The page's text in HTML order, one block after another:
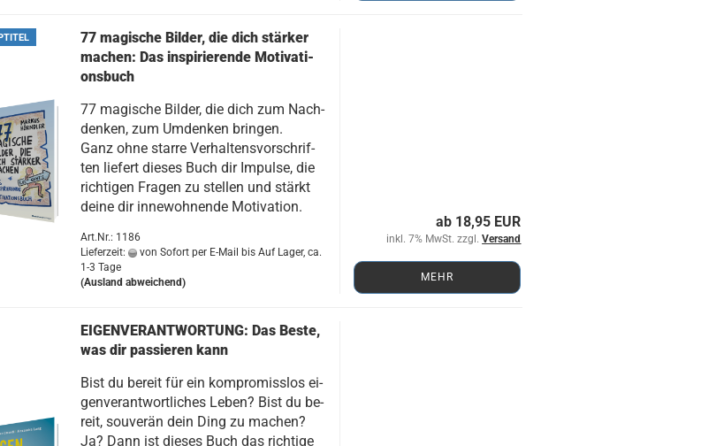
77 ma­gi­sche Bil­der, die dich stär­ker
ma­chen: Das in­spi­rie­ren­de Mo­ti­va­ti­
ons­buch
77 ma­gi­sche Bil­der, die dich zum Nach­
den­ken, zum Um­den­ken brin­gen.
Ganz ohne star­re Ver­hal­tens­vor­schrif­
ten lie­fert die­ses Buch dir Im­pul­se, die
rich­ti­gen Fra­gen zu stel­len und stärkt
deine dir in­ne­woh­nen­de Mo­ti­va­ti­on.
Art.Nr.: 1186
Lieferzeit:
von Sofort per E-Mail bis Auf Lager, ca.
1-3 Tage
(Ausland abweichend)
ab 18,95 EUR
inkl. 7% MwSt. zzgl.Versand
MEHR
EI­GEN­VER­ANT­WOR­TUNG: Das Beste,
was dir pas­sie­ren kann
Bist du be­reit für ein kom­pro­miss­los ei­
gen­ver­ant­wort­li­ches Leben? Bist du be­
reit, sou­ve­rän dein Ding zu ma­chen?
Ja? Dann ist die­ses Buch das rich­ti­ge